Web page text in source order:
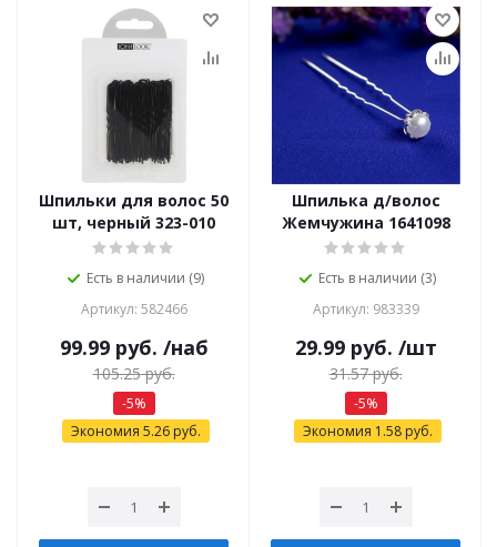
Шпильки для волос 50
шт, черный 323-010
Есть в наличии (9)
Артикул: 582466
99.99руб. /наб
105.25руб.
-5%
Экономия 5.26руб.
Шпилька д/волос
Жемчужина 1641098
Есть в наличии (3)
Артикул: 983339
29.99руб. /шт
31.57руб.
-5%
Экономия 1.58руб.